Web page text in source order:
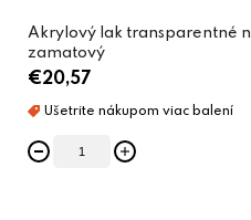
Akrylový lak transparentné
zamatový
€20,57